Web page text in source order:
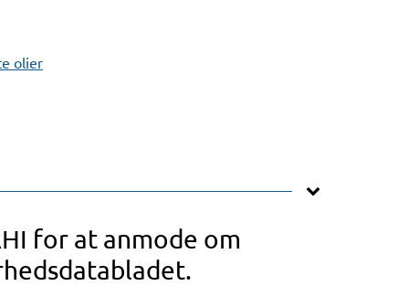
olier
for at anmode om